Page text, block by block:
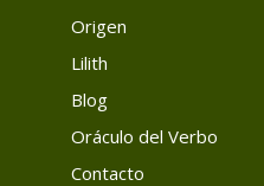
Origen
Lilith
Blog
Oráculo del Verbo
Contacto